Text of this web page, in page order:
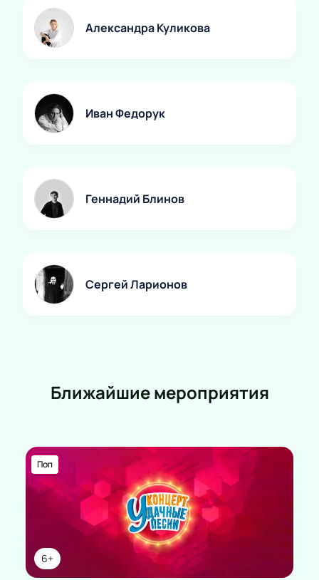
Александра Куликова
Иван Федорук
Геннадий Блинов
Сергей Ларионов
Ближайшие мероприятия
6+
Поп